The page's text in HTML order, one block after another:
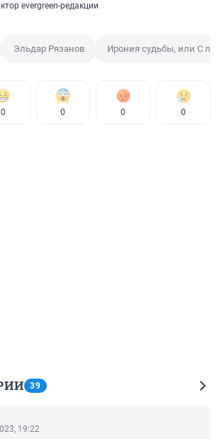
evergreen-редакции
Эльдар Рязанов Ирония судьбы, или С
0 0 0 0
39
19:22